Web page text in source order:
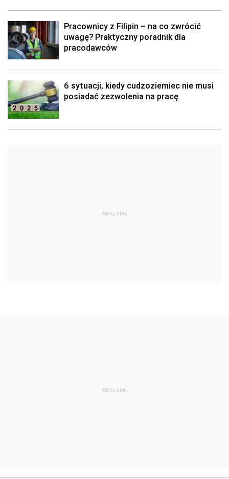
Pracownicy z Filipin – na co zwrócić
uwagę? Praktyczny poradnik dla
pracodawców
6 sytuacji, kiedy cudzoziemiec nie musi
posiadać zezwolenia na pracę
REKLAMA
REKLAMA